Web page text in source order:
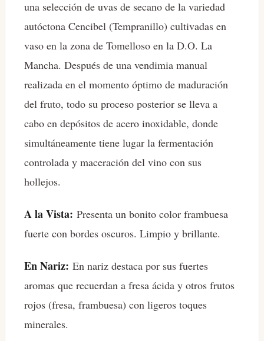
una selección de uvas de secano de la variedad
autóctona Cencibel (Tempranillo) cultivadas en
vaso en la zona de Tomelloso en la D.O. La
Mancha. Después de una vendimia manual
realizada en el momento óptimo de maduración
del fruto, todo su proceso posterior se lleva a
cabo en depósitos de acero inoxidable, donde
simultáneamente tiene lugar la fermentación
controlada y maceración del vino con sus
hollejos.
A la Vista: Presenta un bonito color frambuesa
fuerte con bordes oscuros. Limpio y brillante.
En Nariz: En nariz destaca por sus fuertes
aromas que recuerdan a fresa ácida y otros frutos
rojos (fresa, frambuesa) con ligeros toques
minerales.